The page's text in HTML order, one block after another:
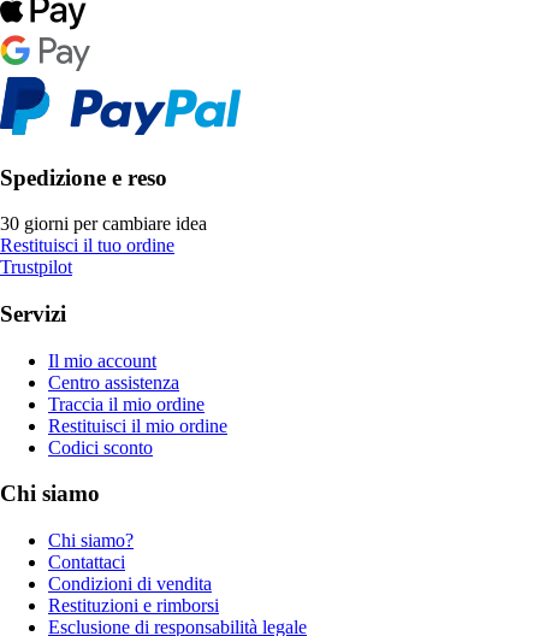
Spedizione e reso
30 giorni per cambiare idea
Restituisci il tuo ordine
Trustpilot
Servizi
Il mio account
Centro assistenza
Traccia il mio ordine
Restituisci il mio ordine
Codici sconto
Chi siamo
Chi siamo?
Contattaci
Condizioni di vendita
Restituzioni e rimborsi
Esclusione di responsabilità legale